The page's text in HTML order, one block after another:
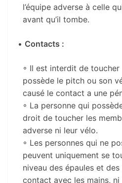
l’équipe adverse à celle
avant qu’il tombe.
• Contacts :
◦ Il est interdit de toucher
possède le pitch ou son
causé le contact a une
◦ La personne qui
droit de toucher les
adverse ni leur vélo.
◦ Les personnes qui ne
peuvent uniquement se
niveau des épaules et
contact avec les mains,